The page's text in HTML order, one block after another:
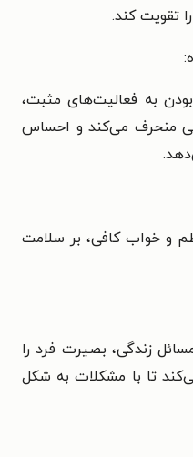
تقویت کند.
به فعالیت‌های مثبت،
منحرف می‌کند و احساس
و خواب کافی، بر سلامت
زندگی، بصیرت فرد را
تا با مشکلات به شکل